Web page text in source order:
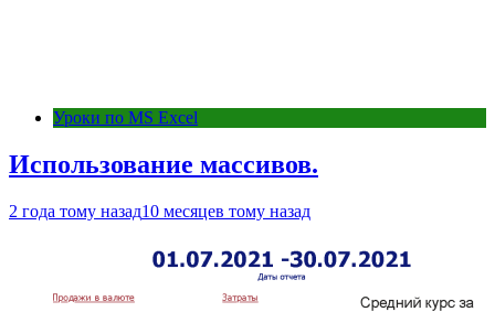
Уроки по MS Excel
Использование массивов.
2 года тому назад10 месяцев тому назад